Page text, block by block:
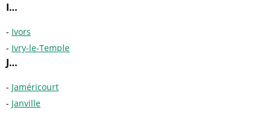
I…
Ivors
Ivry-le-Temple
J…
Jaméricourt
Janville